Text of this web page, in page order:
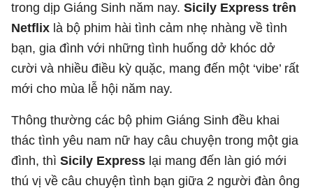
trong dịp Giáng Sinh năm nay. Sicily Express trên
Netflix là bộ phim hài tình cảm nhẹ nhàng về tình
bạn, gia đình với những tình huống dở khóc dở
cười và nhiều điều kỳ quặc, mang đến một ‘vibe’ rất
mới cho mùa lễ hội năm nay.
Thông thường các bộ phim Giáng Sinh đều khai
thác tình yêu nam nữ hay câu chuyện trong một gia
đình, thì Sicily Express lại mang đến làn gió mới
thú vị về câu chuyện tình bạn giữa 2 người đàn ông